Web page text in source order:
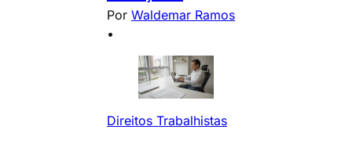
Por Waldemar Ramos
•
Direitos Trabalhistas